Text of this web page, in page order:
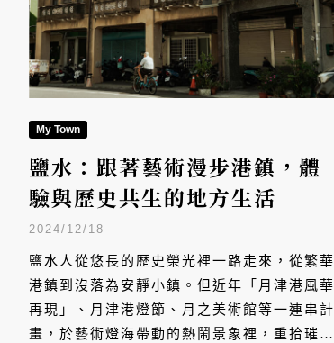
My Town
鹽水：跟著藝術漫步港鎮，體
驗與歷史共生的地方生活
2024/12/18
鹽水人從悠長的歴史榮光裡一路走來，從繁華
港鎮到沒落為安靜小鎮。但近年「月津港風華
再現」、月津港燈節、月之美術館等一連串計
畫，於藝術燈海帶動的熱鬧景象裡，重拾璀燦